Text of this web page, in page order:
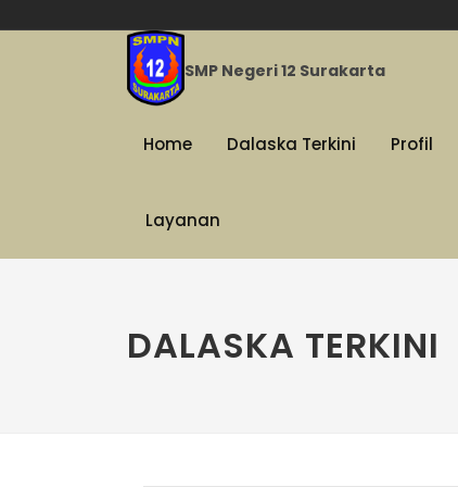
SMP Negeri 12 Surakarta
Home Dalaska Terkini Profil
Layanan
DALASKA TERKINI